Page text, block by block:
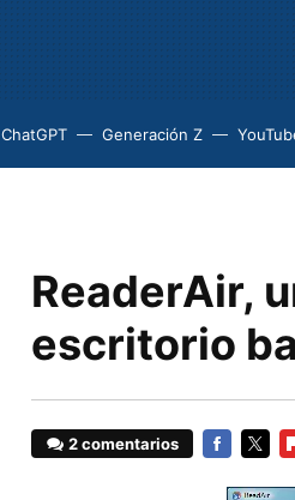
ChatGPT Generación Z
ReaderAir,
escritorio
2 comentarios